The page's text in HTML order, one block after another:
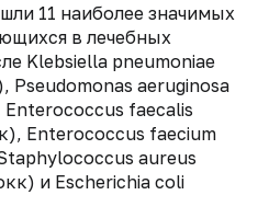
11 наиболее значимых
в лечебных
Klebsiella pneumoniae
Pseudomonas aeruginosa
Enterococcus faecalis
Enterococcus faecium
aureus
и Escherichia coli